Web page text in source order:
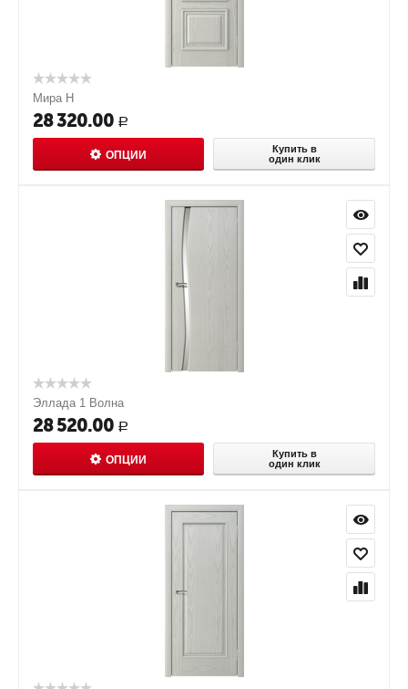
Мира Н
28 320.00 Р
ОПЦИИ
Купить в
один клик
Эллада 1 Волна
28 520.00 Р
ОПЦИИ
Купить в
один клик